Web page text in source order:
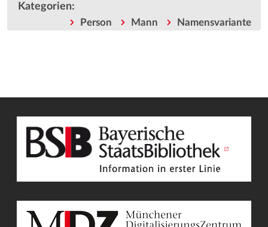
Kategorien:
Person Mann Namensvariante